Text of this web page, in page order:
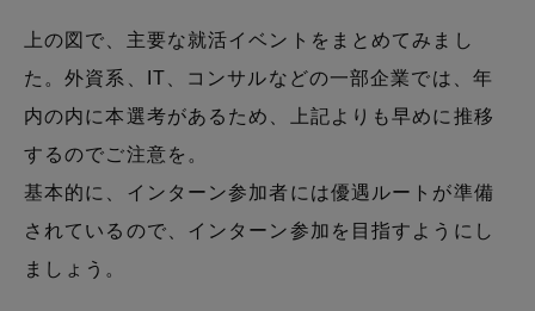
上の図で、主要な就活イベントをまとめてみまし
た。外資系、IT、コンサルなどの一部企業では、年
内の内に本選考があるため、上記よりも早めに推移
するのでご注意を。
基本的に、インターン参加者には優遇ルートが準備
されているので、インターン参加を目指すようにし
ましょう。